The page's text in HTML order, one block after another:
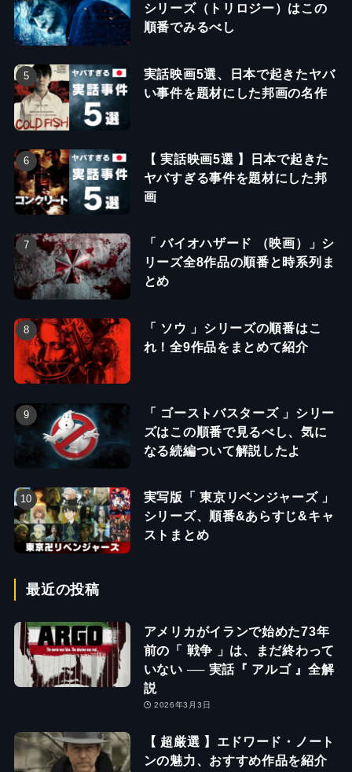
シリーズ（トリロジー）はこの
順番でみるべし
実話映画5選、日本で起きたヤバ
い事件を題材にした邦画の名作
【 実話映画5選 】日本で起きた
ヤバすぎる事件を題材にした邦
画
「 バイオハザード （映画）」シ
リーズ全8作品の順番と時系列ま
とめ
「 ソウ 」シリーズの順番はこ
れ！全9作品をまとめて紹介
「 ゴーストバスターズ 」シリー
ズはこの順番で見るべし、気に
なる続編ついて解説したよ
実写版「 東京リベンジャーズ 」
シリーズ、順番&あらすじ&キャ
ストまとめ
最近の投稿
アメリカがイランで始めた73年
前の「 戦争 」は、まだ終わって
いない ── 実話『 アルゴ 』全解
説
2026年3月3日
【 超厳選 】エドワード・ノート
ンの魅力、おすすめ作品を紹介